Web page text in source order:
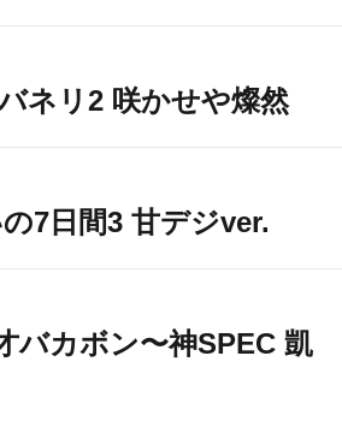
ネリ2 咲かせや燦然
7日間3 甘デジver.
バカボン〜神SPEC 凱